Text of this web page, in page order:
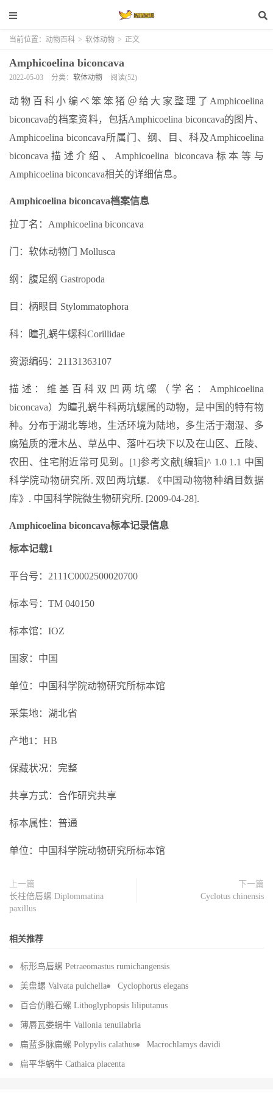
当前位置： 动物百科 > 软体动物 > 正文
Amphicoelina biconcava
2022-05-03 分类： 软体动物 阅读(52)
动物百科小编ペ笨笨猪＠给大家整理了Amphicoelina
biconcava的档案资料，包括Amphicoelina biconcava的图片、
Amphicoelina biconcava所属门、纲、目、科及Amphicoelina
biconcava描述介绍、Amphicoelina biconcava标本等与
Amphicoelina biconcava相关的详细信息。
Amphicoelina biconcava档案信息
拉丁名：Amphicoelina biconcava
门：软体动物门 Mollusca
纲：腹足纲 Gastropoda
目：柄眼目 Stylommatophora
科：瞳孔蜗牛螺科Corillidae
资源编码：21131363107
描述：维基百科双凹两坑螺（学名：Amphicoelina
biconcava）为瞳孔蜗牛科两坑螺属的动物，是中国的特有物
种。分布于湖北等地，生活环境为陆地，多生活于潮湿、多
腐殖质的灌木丛、草丛中、落叶石块下以及在山区、丘陵、
农田、住宅附近常可见到。[1]参考文献[编辑]^ 1.0 1.1 中国
科学院动物研究所. 双凹两坑螺. 《中国动物物种编目数据
库》. 中国科学院微生物研究所. [2009-04-28].
Amphicoelina biconcava标本记录信息
标本记载1
平台号：2111C0002500020700
标本号：TM 040150
标本馆：IOZ
国家：中国
单位：中国科学院动物研究所标本馆
采集地：湖北省
产地1：HB
保藏状况：完整
共享方式：合作研究共享
标本属性：普通
单位：中国科学院动物研究所标本馆
上一篇
长柱倍唇螺 Diplommatina
paxillus
下一篇
Cyclotus chinensis
相关推荐
标形鸟唇螺 Petraeomastus rumichangensis
美盘螺 Valvata pulchella Cyclophorus elegans
百合仿雕石螺 Lithoglyphopsis liliputanus
薄唇瓦娄蜗牛 Vallonia tenuilabria
扁蓝多脉扁螺 Polypylis calathus Macrochlamys davidi
扁平华蜗牛 Cathaica placenta